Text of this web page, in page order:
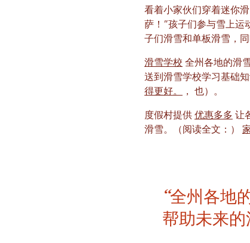
看着小家伙们穿着迷你
萨！”孩子们参与雪上运
子们滑雪和单板滑雪，
滑雪学校 全州各地的滑
送到滑雪学校学习基础
得更好。
， 也）。
度假村提供 优惠多多 让
滑雪。（阅读全文：）
“全州各地
帮助未来